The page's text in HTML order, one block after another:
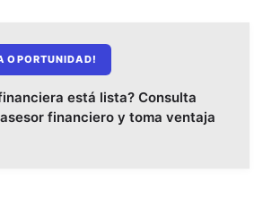
OPORTUNIDAD!
está lista? Consulta
asesor financiero y toma ventaja